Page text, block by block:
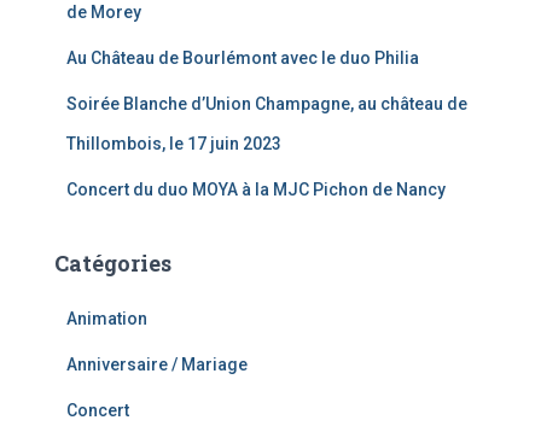
de Morey
Au Château de Bourlémont avec le duo Philia
Soirée Blanche d’Union Champagne, au château de
Thillombois, le 17 juin 2023
Concert du duo MOYA à la MJC Pichon de Nancy
Catégories
Animation
Anniversaire / Mariage
Concert